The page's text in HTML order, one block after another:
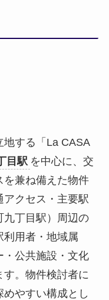
地する「La CASA
目駅 を中心に、交
を兼ね備えた物件
クセス・主要駅
九丁目駅）周辺の
利用者・地域属
・公共施設・文化
。物件検討者に
やすい構成とし